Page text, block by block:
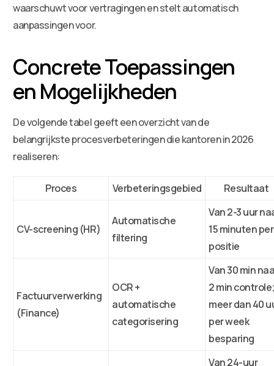
waarschuwt voor vertragingen en stelt automatisch
aanpassingen voor.
Concrete Toepassingen
en Mogelijkheden
De volgende tabel geeft een overzicht van de
belangrijkste procesverbeteringen die kantoren in 2026
realiseren:
Proces Verbeteringsgebied Resultaat
CV-screening (HR)
Automatische
filtering
Van 2-3 uur
15 minuten per
positie
Factuurverwerking
(Finance)
OCR +
automatische
categorisering
Van 30 min
2 min
meer dan 40
per week
besparing
Van 24-uur